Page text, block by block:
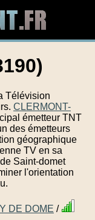
Télévision
CLERMONT-
émetteur TNT
des émetteurs
géographique
TV en sa
Saint-domet
l'orientation
DE DOME /